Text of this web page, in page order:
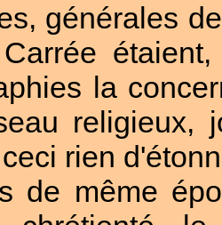
générales
la
religieux,
rien
de même